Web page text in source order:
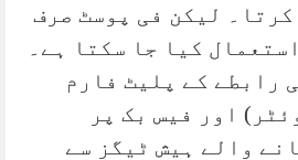
لیکن فی پوسٹ صرف
کیا جا سکتا ہے۔
رابطے کے پلیٹ فارم
اور فیس بک پر
والے ہیش ٹیگز سے